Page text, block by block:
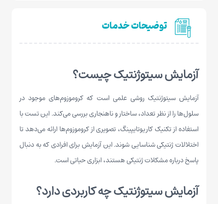
توضیحات خدمات
آزمایش سیتوژنتیک چیست؟
آزمایش سیتوژنتیک روشی علمی است که کروموزوم‌های موجود در
سلول‌ها را از نظر تعداد، ساختار و ناهنجاری بررسی می‌کند. این تست با
استفاده از تکنیک کاریوتایپینگ، تصویری از کروموزوم‌ها ارائه می‌دهد تا
اختلالات ژنتیکی شناسایی شوند. این آزمایش برای افرادی که به دنبال
پاسخ درباره مشکلات ژنتیکی هستند، ابزاری حیاتی است.
آزمایش سیتوژنتیک چه کاربردی دارد؟